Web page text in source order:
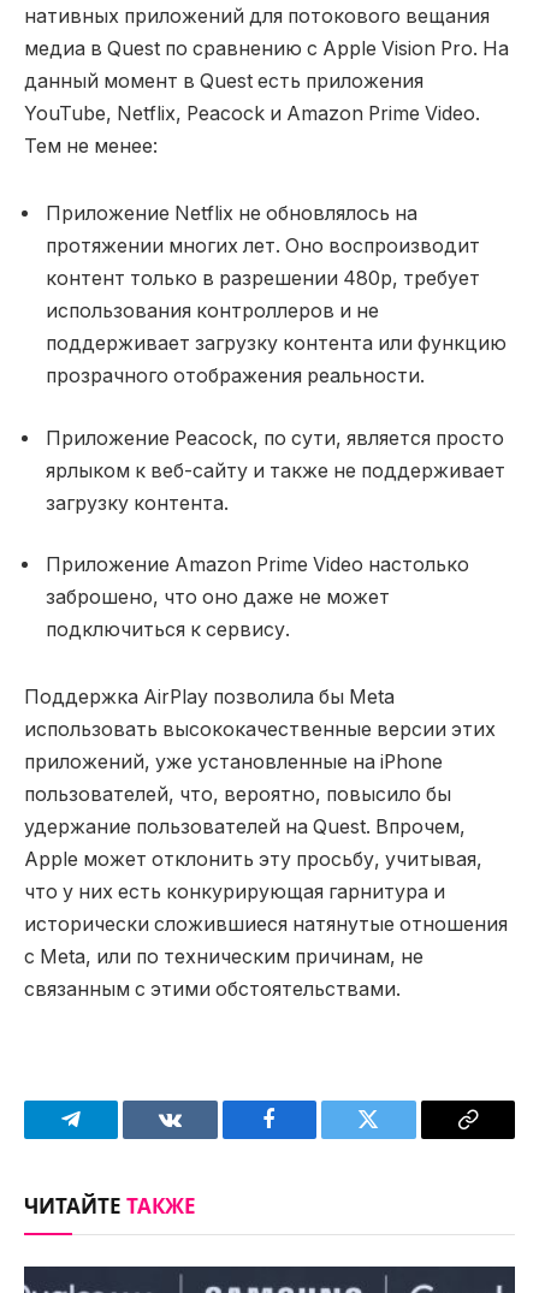
нативных приложений для потокового вещания
медиа в Quest по сравнению с Apple Vision Pro. На
данный момент в Quest есть приложения
YouTube, Netflix, Peacock и Amazon Prime Video.
Тем не менее:
Приложение Netflix не обновлялось на
протяжении многих лет. Оно воспроизводит
контент только в разрешении 480p, требует
использования контроллеров и не
поддерживает загрузку контента или функцию
прозрачного отображения реальности.
Приложение Peacock, по сути, является просто
ярлыком к веб-сайту и также не поддерживает
загрузку контента.
Приложение Amazon Prime Video настолько
заброшено, что оно даже не может
подключиться к сервису.
Поддержка AirPlay позволила бы Meta
использовать высококачественные версии этих
приложений, уже установленные на iPhone
пользователей, что, вероятно, повысило бы
удержание пользователей на Quest. Впрочем,
Apple может отклонить эту просьбу, учитывая,
что у них есть конкурирующая гарнитура и
исторически сложившиеся натянутые отношения
с Meta, или по техническим причинам, не
связанным с этими обстоятельствами.
Telegram VKontakteFacebook Twitter
Copy
ЧИТАЙТЕТАКЖЕ